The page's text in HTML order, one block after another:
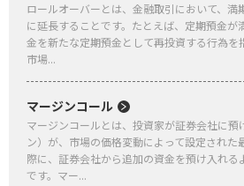
ロールオーバーとは、金融取引において、満
に延長することです。たとえば、定期預金が
金を新たな定期預金として再投資する行為を
市場...
マージンコール
マージンコールとは、投資家が証券会社に預
ン）が、市場の価格変動によって設定された
際に、証券会社から追加の資金を預け入れる
です。マー...